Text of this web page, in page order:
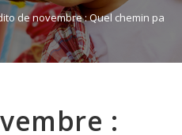
de novembre : Quel chemin
: